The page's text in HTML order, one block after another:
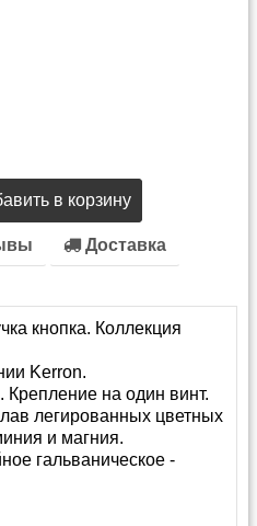
в корзину
Доставка
кнопка. Коллекция
Kerron.
на один винт.
легированных цветных
и магния.
гальваническое -